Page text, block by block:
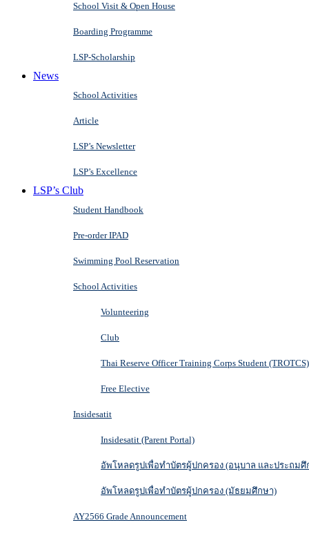
School Visit & Open House
Boarding Programme
LSP-Scholarship
News
School Activities
Article
LSP’s Newsletter
LSP’s Excellence
LSP’s Club
Student Handbook
Pre-order IPAD
Swimming Pool Reservation
School Activities
Volunteering
Club
Thai Reserve Officer Training Corps Student (TROTCS)
Free Elective
Insidesatit
Insidesatit (Parent Portal)
อัพโหลดรูปเพื่อทำบัตรผู้ปกครอง (อนุบาล และประถมศึ
อัพโหลดรูปเพื่อทำบัตรผู้ปกครอง (มัธยมศึกษา)
AY2566 Grade Announcement